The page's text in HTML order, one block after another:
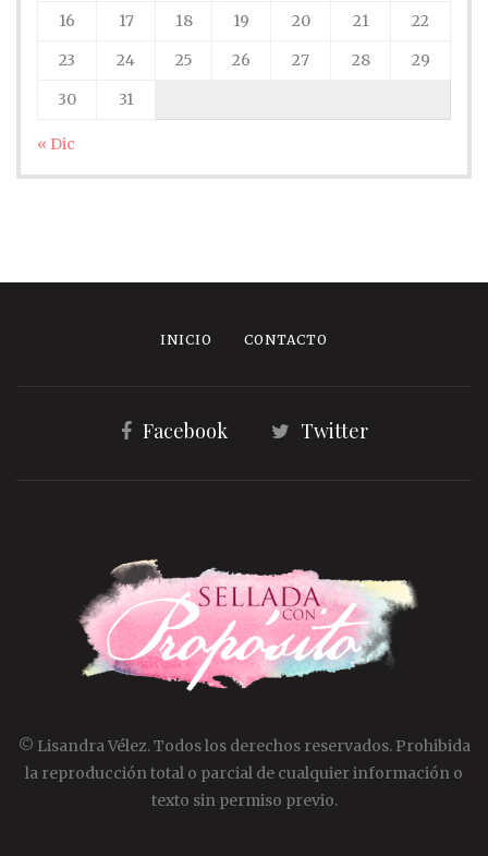
16
17 18 19 20 21
22
23
24 25 26 27 28
29
30
31
« Dic
INICIO CONTACTO
Facebook Twitter
© Lisandra Vélez. Todos los derechos reservados. Prohibida
la reproducción total o parcial de cualquier información o
texto sin permiso previo.